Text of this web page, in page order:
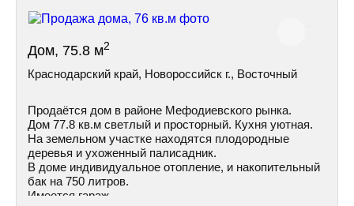
Дом, 75.8 м2
Краснодарский край, Новороссийск г., Восточный
Продаётся дом в районе Мефодиевского рынка.
Дом 77.8 кв.м светлый и просторный. Кухня уютная.
На земельном участке находятся плодородные
деревья и ухоженный палисадник.
В доме индивидуальное отопление, и накопительный
бак на 750 литров.
Имеется гараж.